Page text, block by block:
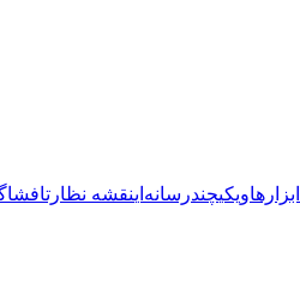
ابزارهاویکیچندرسانه‌اینقشه نظارت